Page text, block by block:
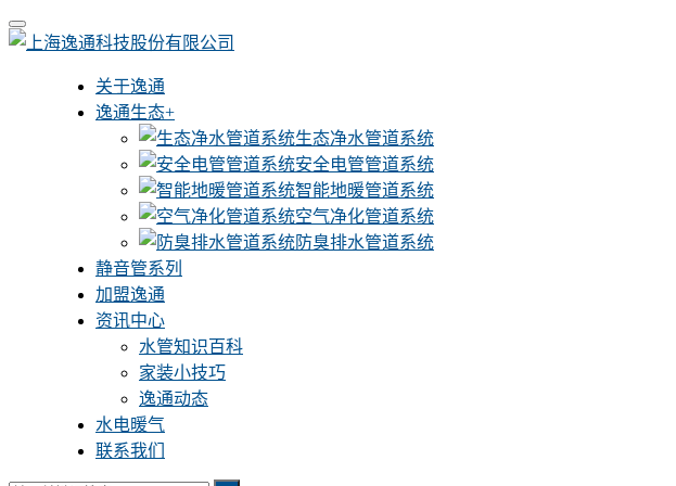
关于逸通
逸通生态+
生态净水管道系统
安全电管管道系统
智能地暖管道系统
空气净化管道系统
防臭排水管道系统
静音管系列
加盟逸通
资讯中心
水管知识百科
家装小技巧
逸通动态
水电暖气
联系我们